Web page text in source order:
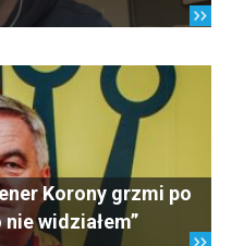
Korony grzmi po
widziałem”